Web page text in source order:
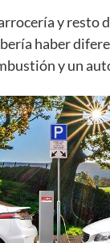
y resto
haber
y un